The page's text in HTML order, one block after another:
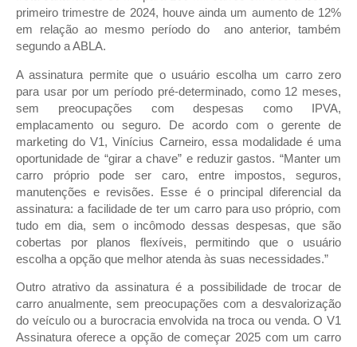
primeiro trimestre de 2024, houve ainda um aumento de 12%
em relação ao mesmo período do ano anterior, também
segundo a ABLA.
A assinatura permite que o usuário escolha um carro zero
para usar por um período pré-determinado, como 12 meses,
sem preocupações com despesas como IPVA,
emplacamento ou seguro. De acordo com o gerente de
marketing do V1, Vinícius Carneiro, essa modalidade é uma
oportunidade de “girar a chave” e reduzir gastos. “Manter um
carro próprio pode ser caro, entre impostos, seguros,
manutenções e revisões. Esse é o principal diferencial da
assinatura: a facilidade de ter um carro para uso próprio, com
tudo em dia, sem o incômodo dessas despesas, que são
cobertas por planos flexíveis, permitindo que o usuário
escolha a opção que melhor atenda às suas necessidades.”
Outro atrativo da assinatura é a possibilidade de trocar de
carro anualmente, sem preocupações com a desvalorização
do veículo ou a burocracia envolvida na troca ou venda. O V1
Assinatura oferece a opção de começar 2025 com um carro